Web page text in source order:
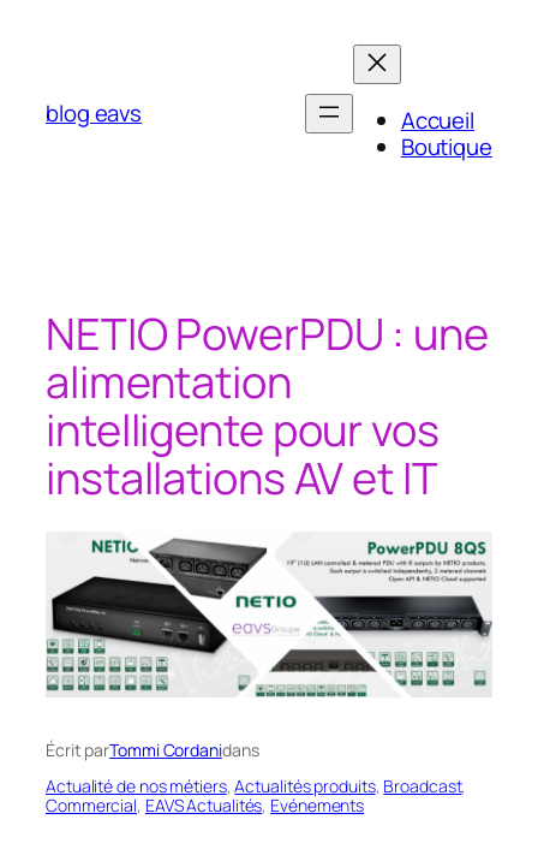
blog eavs
Accueil
Boutique
NETIO PowerPDU : une
alimentation
intelligente pour vos
installations AV et IT
Écrit parTommi Cordanidans
Actualité de nos métiers, Actualités produits, Broadcast
Commercial, EAVS Actualités, Evénements